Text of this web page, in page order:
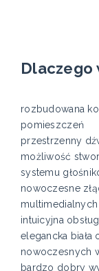
Dlaczego
rozbudowana
pomieszczeń
przestrzenny
możliwość
systemu
nowoczesne
multimedialnych
intuicyjna
elegancka
nowoczesnych
bardzo dobry